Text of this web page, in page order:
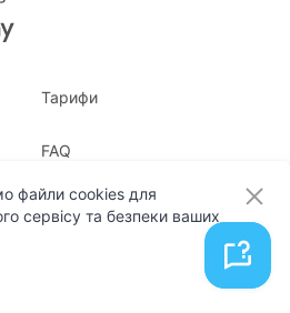
Тарифи
FAQ
Для бізнесу
файли cookies для
сервісу та безпеки ваших